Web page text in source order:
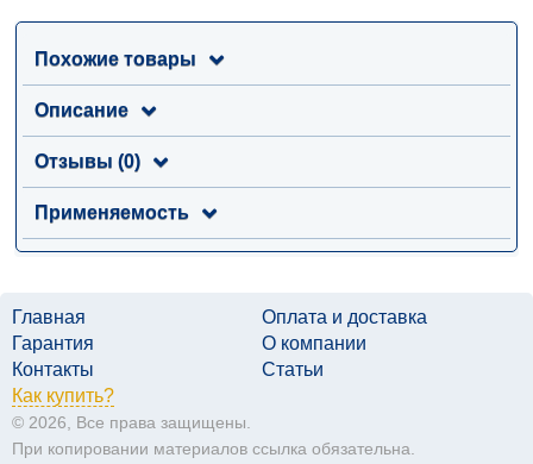
Похожие товары
Описание
Отзывы (0)
Применяемость
Главная
Оплата и доставка
Гарантия
О компании
Контакты
Статьи
Как купить?
© 2026, Все права защищены.
При копировании материалов ссылка обязательна.